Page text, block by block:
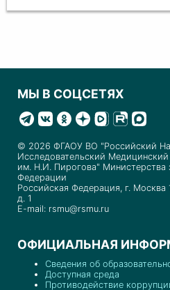
МЫ В СОЦСЕТЯХ
© 2026 ФГАОУ ВО "Российский
Исследовательский Медицинский
им. Н.И. Пирогова" Министерства
Федерации
Российская Федерация, г. Москва
д. 1
E-mail: rsmu@rsmu.ru
ОФИЦИАЛЬНАЯ
Сведения об
Доступная среда
Противодействие